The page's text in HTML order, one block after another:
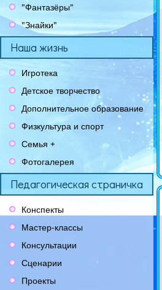
"Фантазёры"
"Знайки"
Наша жизнь
Игротека
Детское творчество
Дополнительное образование
Физкультура и спорт
Семья +
Фотогалерея
Педагогическая страничка
Конспекты
Мастер-классы
Консультации
Сценарии
Проекты